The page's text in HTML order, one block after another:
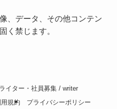
、データ、その他コンテン
く禁じます。
ライター・社員募集 / writer
規約 プライバシーポリシー